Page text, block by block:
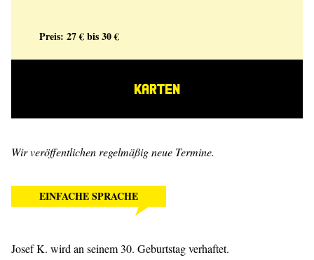
Preis: 27 € bis 30 €
KARTEN
Wir veröffentlichen regelmäßig neue Termine.
EINFACHE SPRACHE
Josef K. wird an seinem 30. Geburtstag verhaftet.